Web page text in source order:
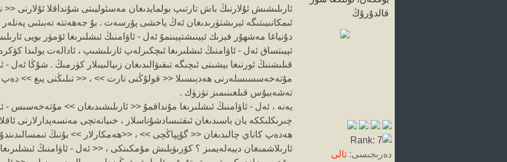
دەرىجىسى: ئالى
ئارىلىشىش ئۇلارنىڭ باش تارتىپ بولمايدىغان مەسئوليىتى شۇنداقلا ئۇلارنى
ئىمكانىيىتىگە ئېرىشتۈرىدىغان ئەڭ ياخشى پۇرسەت . بۇ جەھەتتە تەبىئىى پەنلەر
دۇنياغا مەشھۇر فېزىك ئېينىشتېيىنمۇ ئەل - ئاۋامنىڭ ئىشلىرىغا ئۆمۈر بويى
ئېيىتساق ئەل - ئاۋامنىڭ ئىشلىرىغا ئىچكىرلەپ ئارىلىشىپ ، ئادالەت
قىلىشنىڭ ئورنىغا بېشىنى ئىچىگە تىقىۋالىدىغان زىيالىيىلار كۈرمىڭ . شۇڭا ئەل -
مۇتەخەسسىسلەرنى ھەدېىسىلا << قولۇڭنى تارت >> ، << تىلىڭنى يىغ >> دەپ
تەشەببۇس قىلغىنىمىز تۈزۈك .
يەنە ، ئەل - ئاۋامنىڭ ئىشلىرىغا مۇنداقمۇ << ئارىلىشىدىغان >> مۇتەخەسىس
چىرىكلىككە يان باسىدىغان ئىقتىسادشۇناسلار ، خىيانەتچى مەنسەپدارلارنى
ھەدەپ كاناي چالىدىغان << گۇپپاڭچى >> ، <<ھەمكارلار >> بۇنىڭ
ئارىلاشمىغان دېيەلەيمىز ؟ كۆرىۋېلىش مۇمكىنكى ، << ئەل - ئاۋامنىڭ